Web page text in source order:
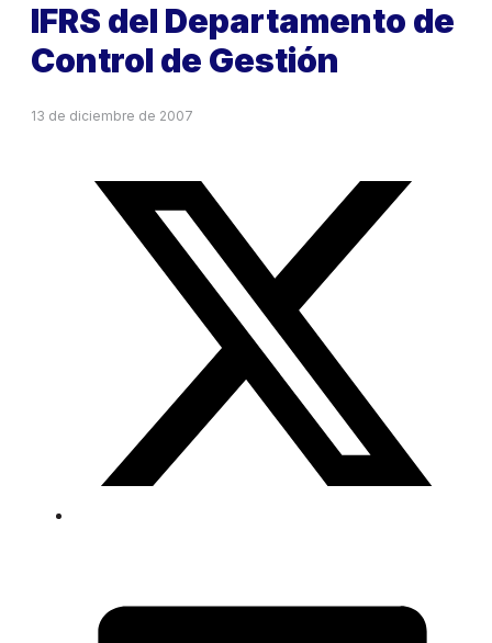
IFRS del Departamento de
Control de Gestión
13 de diciembre de 2007